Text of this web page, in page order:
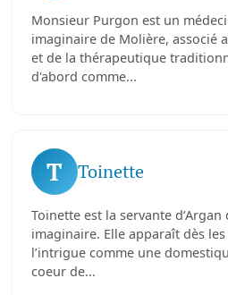
Monsieur Purgon est un
imaginaire de Molière, associé
et de la thérapeutique
d'abord comme...
T Toinette
Toinette est la servante d’Argan
imaginaire. Elle apparaît dès
l’intrigue comme une
coeur de...